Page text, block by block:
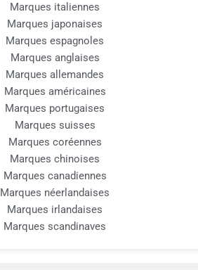
Marques italiennes
Marques japonaises
Marques espagnoles
Marques anglaises
Marques allemandes
Marques américaines
Marques portugaises
Marques suisses
Marques coréennes
Marques chinoises
Marques canadiennes
Marques néerlandaises
Marques irlandaises
Marques scandinaves